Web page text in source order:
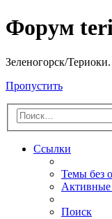
Форум
Зеленогорск/
Пропустить
Ссылки
Темы без
Поиск